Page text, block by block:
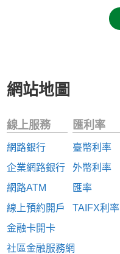
網站地圖
線上服務
網路銀行
企業網路銀行
網路ATM
線上預約開戶
金融卡開卡
社區金融服務網
匯利率
臺幣利率
外幣利率
匯率
TAIFX利率